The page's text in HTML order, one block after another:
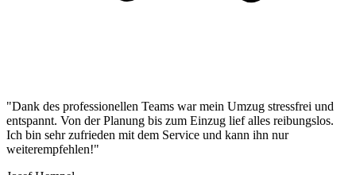
"Dank des professionellen Teams war mein Umzug stressfrei und
entspannt. Von der Planung bis zum Einzug lief alles reibungslos.
Ich bin sehr zufrieden mit dem Service und kann ihn nur
weiterempfehlen!"